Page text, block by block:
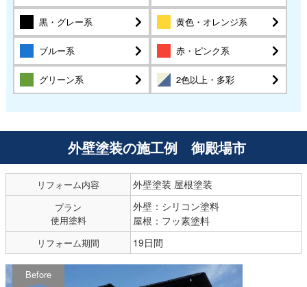
黒・グレー系 黄色・オレンジ系
ブルー系 赤・ピンク系
グリーン系 2色以上・多彩
外壁塗装の施工例 御殿場市
リフォーム内容 外壁塗装 屋根塗装
プラン
使用塗料
外壁：シリコン塗料
屋根：フッ素塗料
リフォーム期間 19日間
Before